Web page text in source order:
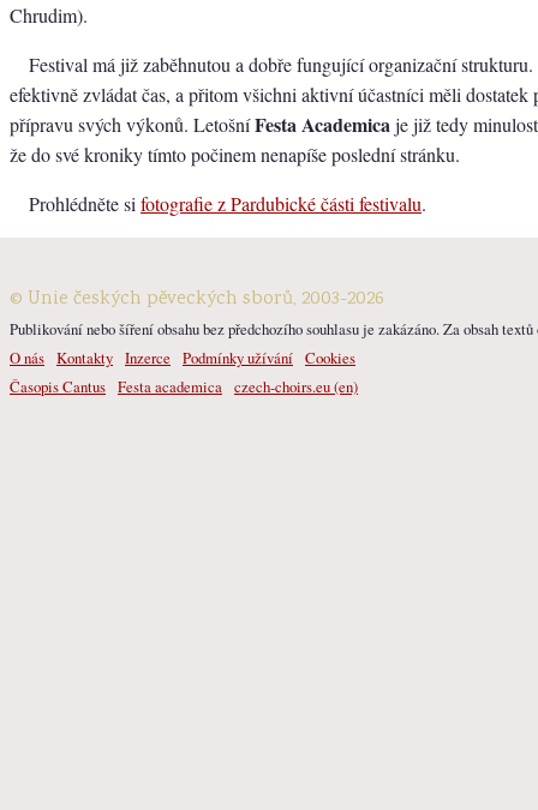
Chrudim).
Festival má již zaběhnutou a dobře fungující organizační
efektivně zvládat čas, a přitom všichni aktivní účastníci měli dostatek
přípravu svých výkonů. LetošníFesta Academica je již tedy
že do své kroniky tímto počinem nenapíše poslední stránku.
Prohlédněte si fotografie z Pardubické části festivalu.
© Unie českých pěveckých sborů, 2003-2026
Publikování nebo šíření obsahu bez předchozího souhlasu je zakázáno. Za obsah
O nás Kontakty Inzerce Podmínky užívání Cookies
Časopis Cantus Festa academica czech-choirs.eu (en)